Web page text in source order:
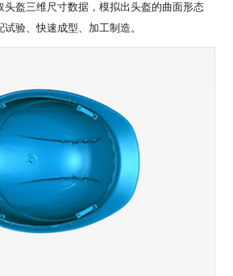
头盔三维尺寸数据，模拟出头盔的曲面形态
验、快速成型、加工制造。